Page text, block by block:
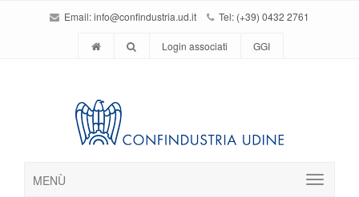
Email:info@confindustria.ud.it Tel: (+39) 0432 2761
Login associati GGI
MENÙ